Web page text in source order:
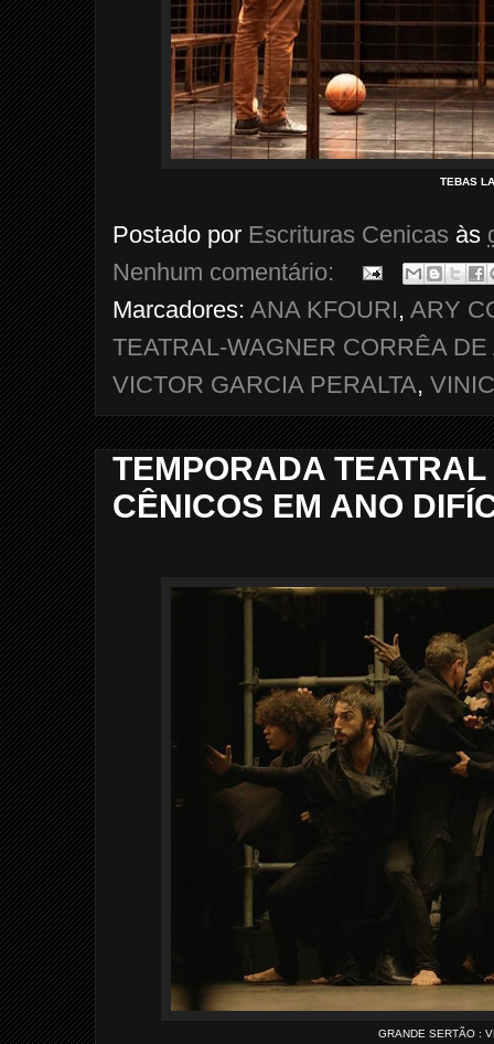
TEBAS
Postado por Escrituras Cenicas às
Nenhum comentário:
Marcadores: ANA KFOURI, ARY
TEATRAL-WAGNER CORRÊA
VICTOR GARCIA PERALTA,
TEMPORADA
CÊNICOS EM ANO
GRANDE SERTÃO :